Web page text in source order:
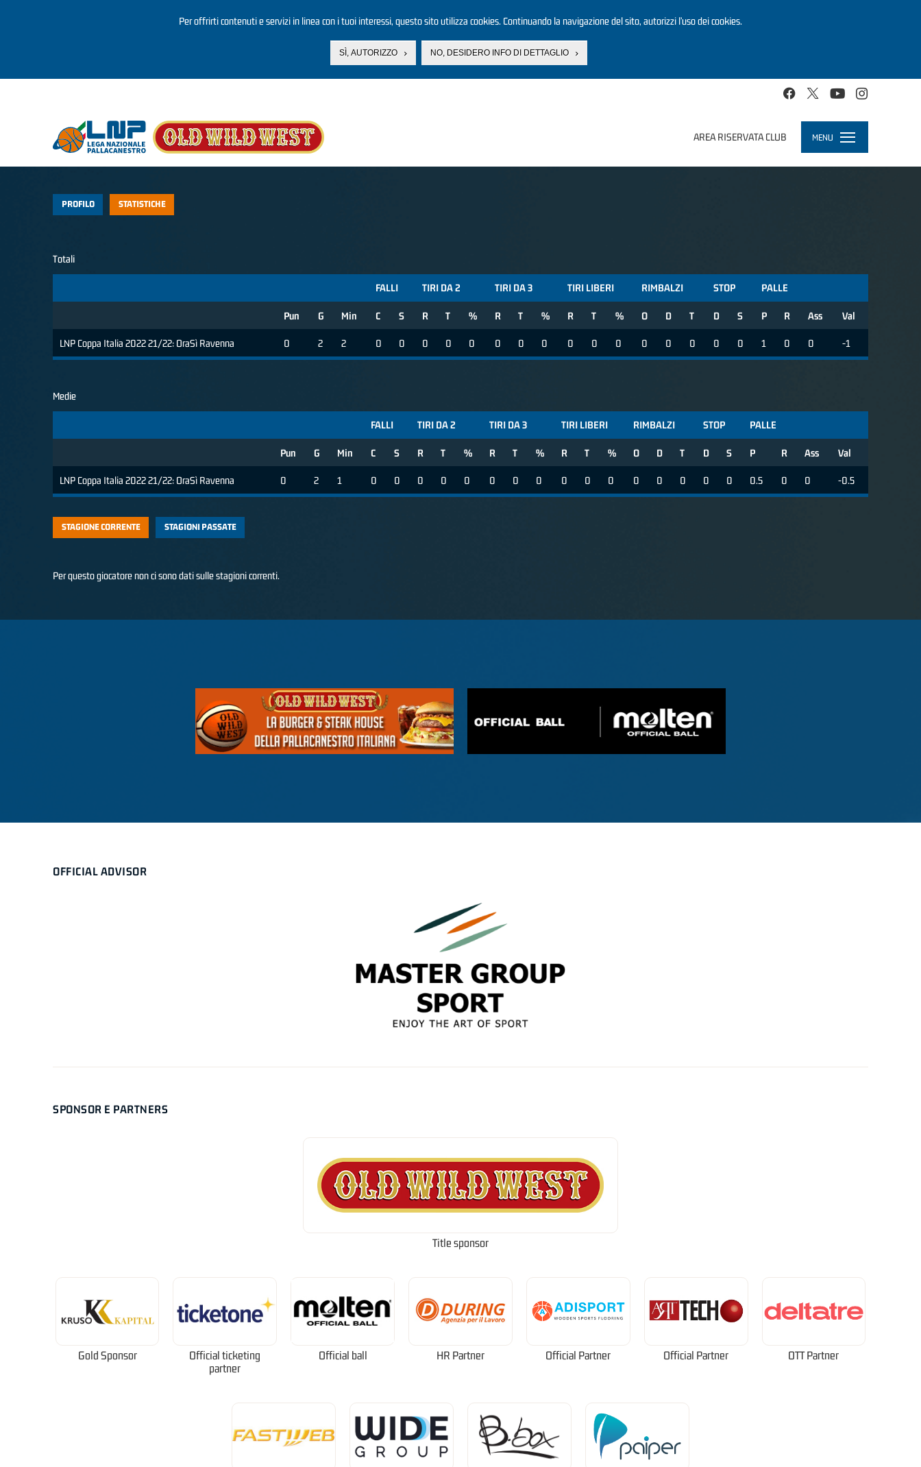
Per offrirti contenuti e servizi in linea con i tuoi interessi, questo sito utilizza cookies. Continuando la navigazione del sito, autorizzi l’uso dei cookies.
SÌ, AUTORIZZO NO, DESIDERO INFO DI DETTAGLIO
AREA RISERVATA CLUB MENU
Toggle
navigation
PROFILO STATISTICHE
Totali
FALLI TIRI DA 2 TIRI DA 3 TIRI LIBERI RIMBALZI STOP PALLE
Pun G Min C S R T % R T % R T % O D T D S P R Ass Val
LNP Coppa Italia 2022 21/22: OraSì Ravenna 0 2 2 0 0 0 0 0 0 0 0 0 0 0 0 0 0 0 0 1 0 0 -1
Medie
FALLI TIRI DA 2 TIRI DA 3 TIRI LIBERI RIMBALZI STOP PALLE
Pun G Min C S R T % R T % R T % O D T D S P R Ass Val
LNP Coppa Italia 2022 21/22: OraSì Ravenna 0 2 1 0 0 0 0 0 0 0 0 0 0 0 0 0 0 0 0 0.5 0 0 -0.5
STAGIONE CORRENTE STAGIONI PASSATE
Per questo giocatore non ci sono dati sulle stagioni correnti.
OFFICIAL ADVISOR
SPONSOR E PARTNERS
Title sponsor
Gold Sponsor
Official ticketing
partner
Official ball HR Partner Official Partner Official Partner OTT Partner